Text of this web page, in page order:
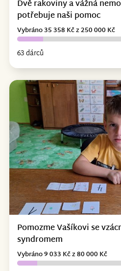
Dvě rakoviny a vážná
potřebuje naši pomoc
63 dárců
Vybráno 35 358 Kč z 250 000 Kč
Pomozme Vašíkovi se
syndromem
Vybráno 9 033 Kč z 80 000 Kč